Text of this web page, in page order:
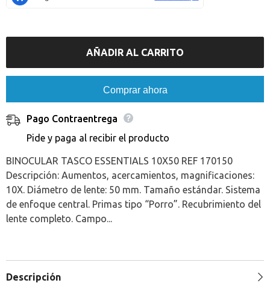
cantidad
cantidad
AÑADIR AL CARRITO
Comprar ahora
Pago Contraentrega
Pide y paga al recibir el producto
BINOCULAR TASCO ESSENTIALS 10X50 REF 170150
Descripción: Aumentos, acercamientos, magnificaciones:
10X. Diámetro de lente: 50 mm. Tamaño estándar. Sistema
de enfoque central. Primas tipo “Porro”. Recubrimiento del
lente completo. Campo...
Descripción